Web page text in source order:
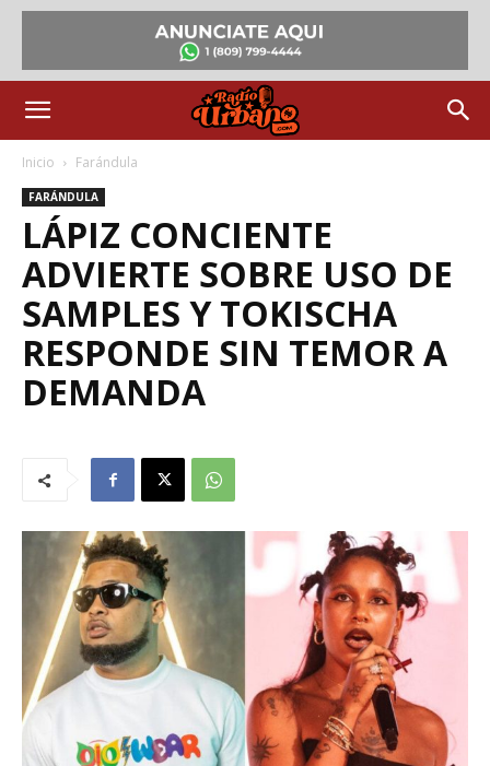
Inicio Farándula
FARÁNDULA
LÁPIZ CONCIENTE
ADVIERTE SOBRE USO DE
SAMPLES Y TOKISCHA
RESPONDE SIN TEMOR A
DEMANDA